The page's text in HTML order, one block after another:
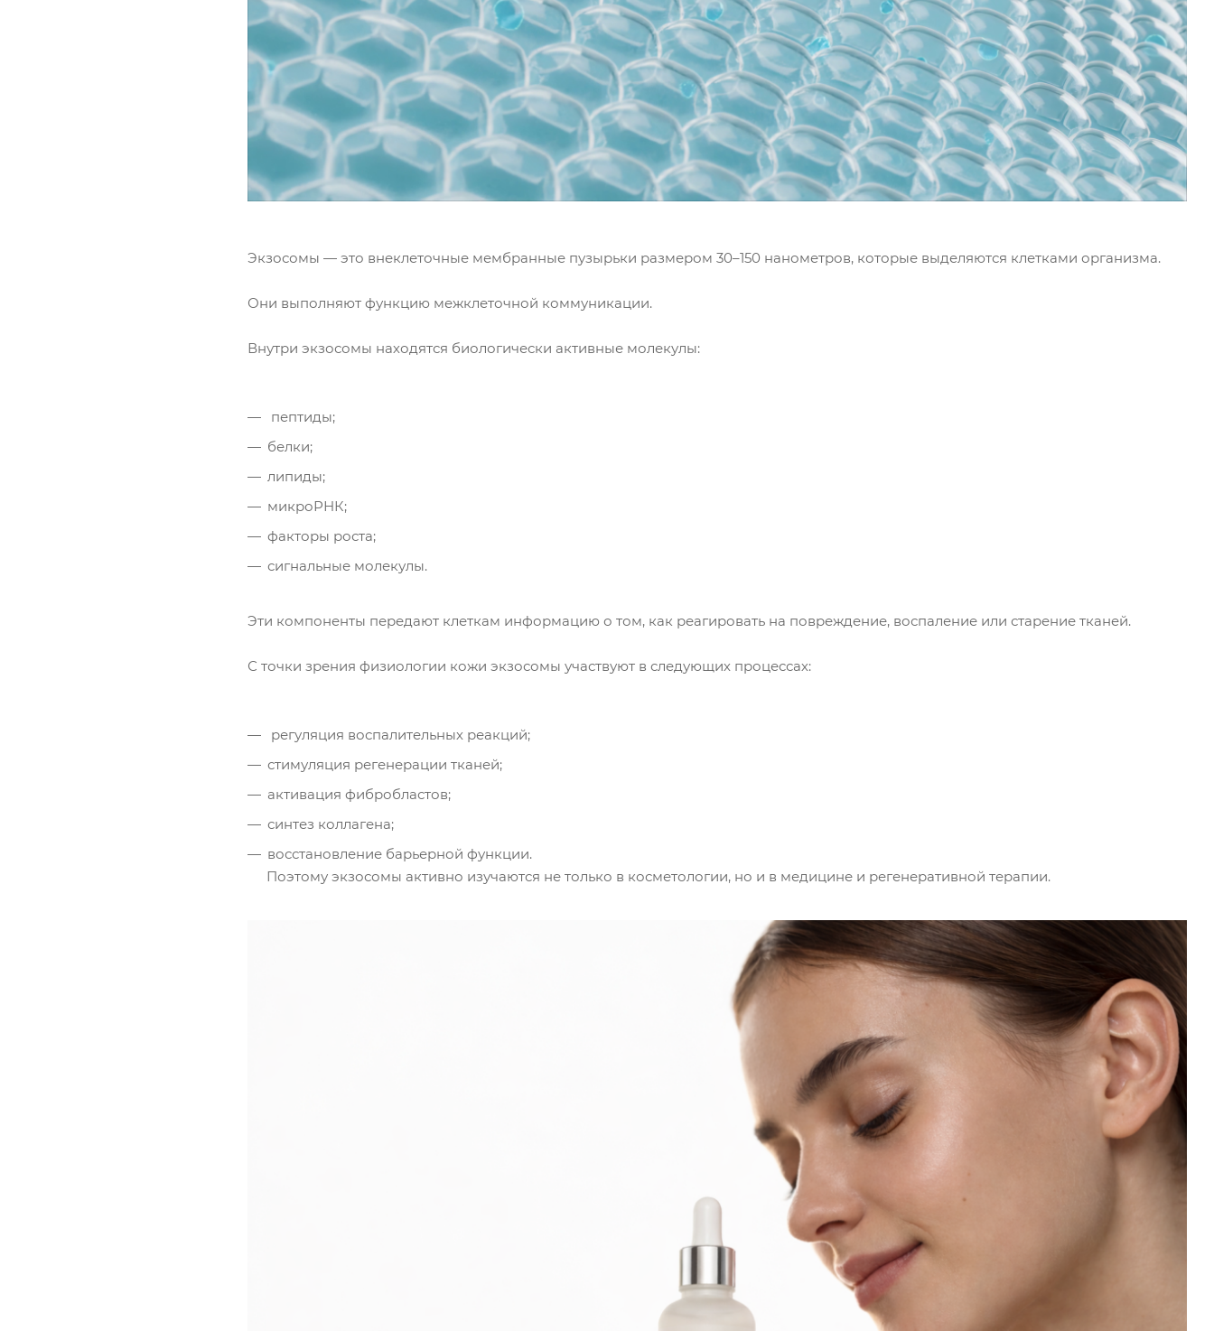
Экзосомы — это внеклеточные мембранные пузырьки размером 30–150 нанометров, которые выделяются клетками организма.
Они выполняют функцию межклеточной коммуникации.
Внутри экзосомы находятся биологически активные молекулы:
пептиды;
белки;
липиды;
микроРНК;
факторы роста;
сигнальные молекулы.
Эти компоненты передают клеткам информацию о том, как реагировать на повреждение, воспаление или старение тканей.
С точки зрения физиологии кожи экзосомы участвуют в следующих процессах:
регуляция воспалительных реакций;
стимуляция регенерации тканей;
активация фибробластов;
синтез коллагена;
восстановление барьерной функции.
Поэтому экзосомы активно изучаются не только в косметологии, но и в медицине и регенеративной терапии.